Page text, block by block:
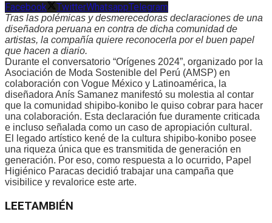
Facebook TwitterWhatsappTelegram
Tras las polémicas y desmerecedoras declaraciones de una
diseñadora peruana en contra de dicha comunidad de
artistas, la compañía quiere reconocerla por el buen papel
que hacen a diario.
Durante el conversatorio “Orígenes 2024”, organizado por la
Asociación de Moda Sostenible del Perú (AMSP) en
colaboración con Vogue México y Latinoamérica, la
diseñadora Anís Samanez manifestó su molestia al contar
que la comunidad shipibo-konibo le quiso cobrar para hacer
una colaboración. Esta declaración fue duramente criticada
e incluso señalada como un caso de apropiación cultural.
El legado artístico kené de la cultura shipibo-konibo posee
una riqueza única que es transmitida de generación en
generación. Por eso, como respuesta a lo ocurrido, Papel
Higiénico Paracas decidió trabajar una campaña que
visibilice y revalorice este arte.
LEETAMBIÉN